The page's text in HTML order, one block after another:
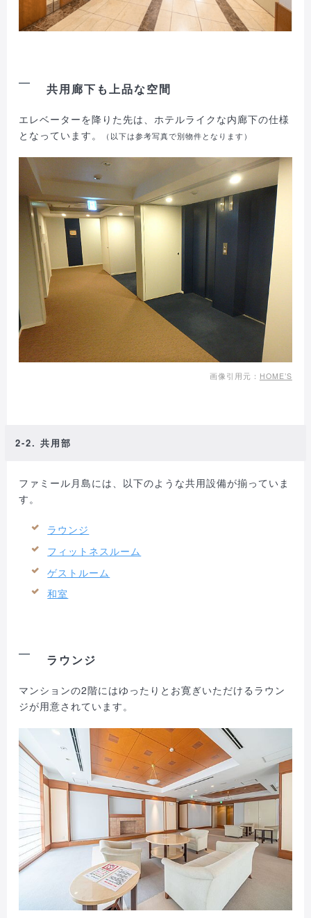
共用廊下も上品な空間
エレベーターを降りた先は、ホテルライクな内廊下の仕様
となっています。
（以下は参考写真で別物件となります）
画像引用元： HOME’S
2-2. 共用部
ファミール月島には、以下のような共用設備が揃っていま
す。
ラウンジ
フィットネスルーム
ゲストルーム
和室
ラウンジ
マンションの2階にはゆったりとお寛ぎいただけるラウン
ジが用意されています。